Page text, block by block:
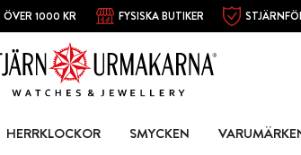
ÖVER 1000 KR FYSISKA BUTIKER
HERRKLOCKOR SMYCKEN